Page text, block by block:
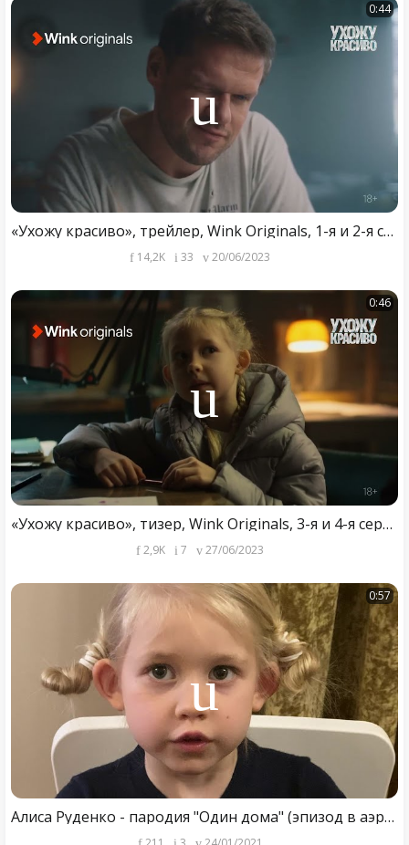
0:44
«Ухожу красиво», трейлер, Wink Originals, 1-я и 2-я серии (2023), Владимир Яглыч, Мария Ахметзянова.
14,2K 33 20/06/2023
0:46
«Ухожу красиво», тизер, Wink Originals, 3-я и 4-я серии (2023), Владимир Яглыч, Мария Ахметзянова.
2,9K 7 27/06/2023
0:57
Алиса Руденко - пародия "Один дома" (эпизод в аэропорту) - 24/01/2021